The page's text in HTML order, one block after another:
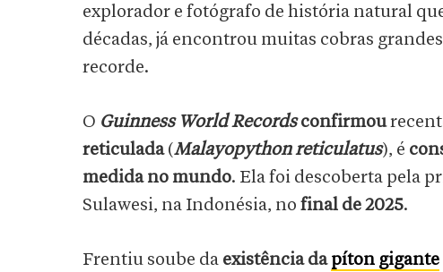
explorador e fotógrafo de história natural
décadas, já encontrou muitas cobras
recorde.
O Guinness World Records confirmou
reticulada(Malayopython reticulatus), é
medida no mundo. Ela foi descoberta pela
Sulawesi, na Indonésia, no final de 2025.
Frentiu soube da existência dapíton gigante